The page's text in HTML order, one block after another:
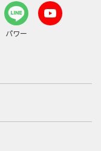
パワー